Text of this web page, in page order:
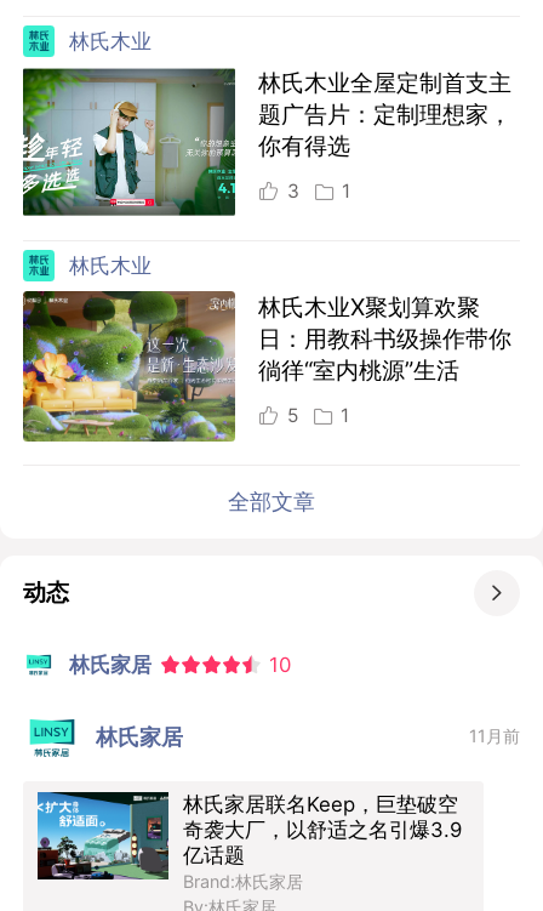
林氏木业
林氏木业全屋定制首支主
题广告片：定制理想家，
你有得选
3 1
林氏木业
林氏木业X聚划算欢聚
日：用教科书级操作带你
徜徉“室内桃源”生活
5 1
全部文章
动态 
林氏家居 10
林氏家居 11月前
林氏家居联名Keep，巨垫破空
奇袭大厂，以舒适之名引爆3.9
亿话题
Brand:林氏家居